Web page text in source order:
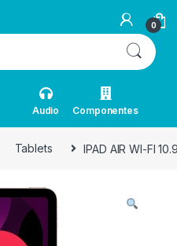
0
Audio Componentes
Tablets IPAD AIR WI-FI